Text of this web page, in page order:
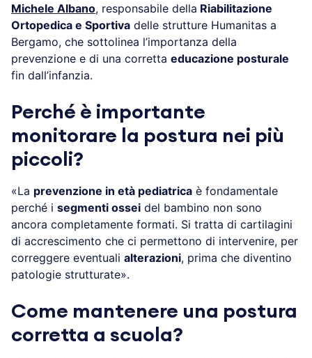
Michele Albano, responsabile della Riabilitazione
Ortopedica e Sportiva delle strutture Humanitas a
Bergamo, che sottolinea l’importanza della
prevenzione e di una corretta educazione posturale
fin dall’infanzia.
Perché è importante
monitorare la postura nei più
piccoli?
«La prevenzione in età pediatrica è fondamentale
perché i segmenti ossei del bambino non sono
ancora completamente formati. Si tratta di cartilagini
di accrescimento che ci permettono di intervenire, per
correggere eventuali alterazioni, prima che diventino
patologie strutturate».
Come mantenere una postura
corretta a scuola?